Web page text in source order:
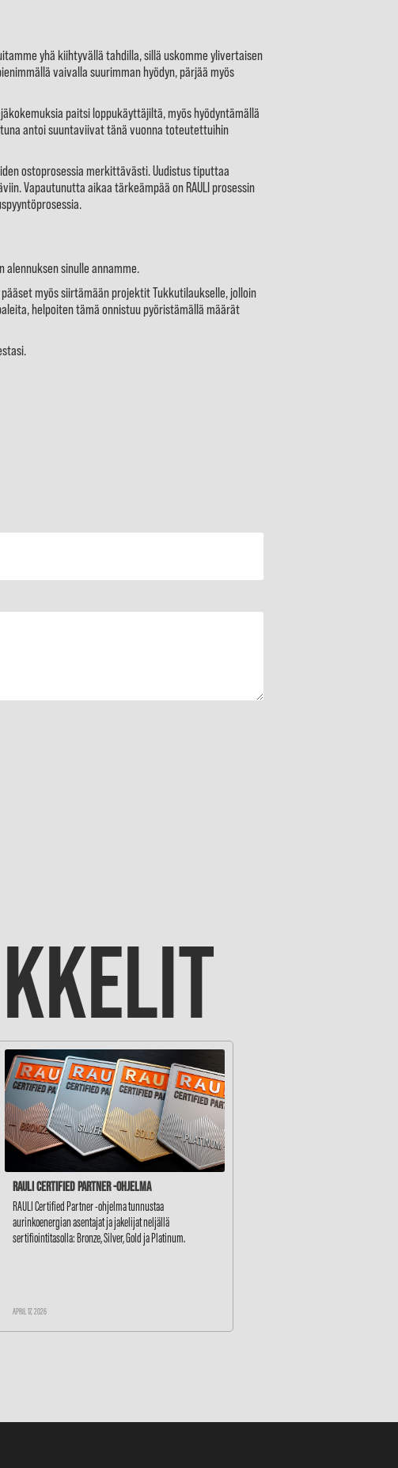
yhä kiihtyvällä tahdilla, sillä uskomme ylivertaisen
vaivalla suurimman hyödyn, pärjää myös
paitsi loppukäyttäjiltä, myös hyödyntämällä
antoi suuntaviivat tänä vuonna toteutettuihin
ostoprosessia merkittävästi. Uudistus tiputtaa
Vapautunutta aikaa tärkeämpää on RAULI prosessin
sinulle annamme.
myös siirtämään projektit Tukkutilaukselle, jolloin
helpoiten tämä onnistuu pyöristämällä määrät
RAULI Certified Partner -ohjelma
RAULI Certified Partner -ohjelma tunnustaa
aurinkoenergian asentajat ja jakelijat neljällä
sertifiointitasolla: Bronze, Silver, Gold ja Platinum.
APRIL 17, 2026